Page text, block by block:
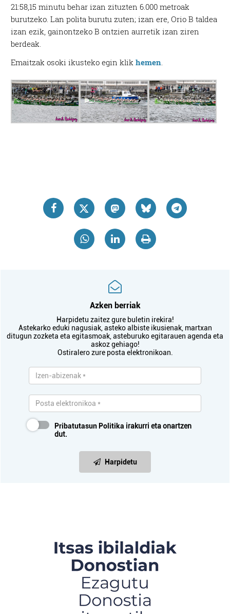
21:58,15 minutu behar izan zituzten 6.000 metroak
burutzeko. Lan polita burutu zuten; izan ere, Orio B taldea
izan ezik, gainontzeko B ontzien aurretik izan ziren
berdeak.
Emaitzak osoki ikusteko egin klikhemen
Azken berriak
Harpidetu zaitez gure buletin irekira!
Astekarko eduki nagusiak, asteko albiste ikusienak, martxan
ditugun zozketa eta egitasmoak, asteburuko egitarauen agenda eta
askoz gehiago!
Ostiralero zure posta elektronikoan.
Pribatutasun Politika irakurri eta onartzen
dut.
Harpidetu